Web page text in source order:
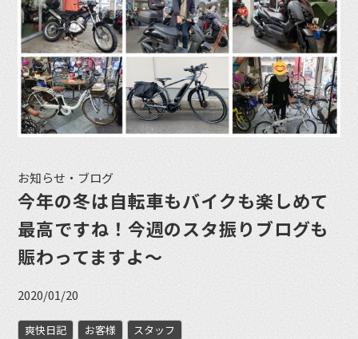
お知らせ・ブログ
今年の冬は自転車もバイクも楽しめて
最高ですね！今週のスタ振りブログも
賑わってますよ〜
2020/01/20
爽快日記 お客様 スタッフ